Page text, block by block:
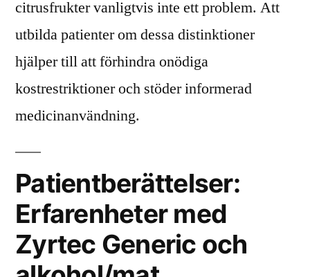
citrusfrukter vanligtvis inte ett problem. Att
utbilda patienter om dessa distinktioner
hjälper till att förhindra onödiga
kostrestriktioner och stöder informerad
medicinanvändning.
Patientberättelser:
Erfarenheter med
Zyrtec Generic och